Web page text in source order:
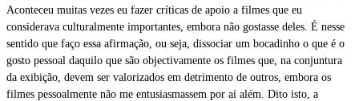
Aconteceu muitas vezes eu fazer críticas de apoio a filmes que eu
considerava culturalmente importantes, embora não gostasse deles. É nesse
sentido que faço essa afirmação, ou seja, dissociar um bocadinho o que é o
gosto pessoal daquilo que são objectivamente os filmes que, na conjuntura
da exibição, devem ser valorizados em detrimento de outros, embora os
filmes pessoalmente não me entusiasmassem por aí além. Dito isto, a